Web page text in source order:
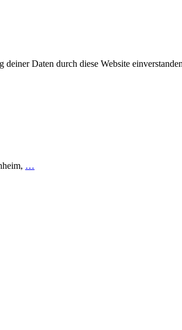
Daten durch diese Website
…